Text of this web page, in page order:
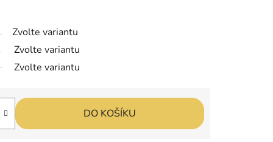
Zvolte variantu
Zvolte variantu
Zvolte variantu
DO KOŠÍKU